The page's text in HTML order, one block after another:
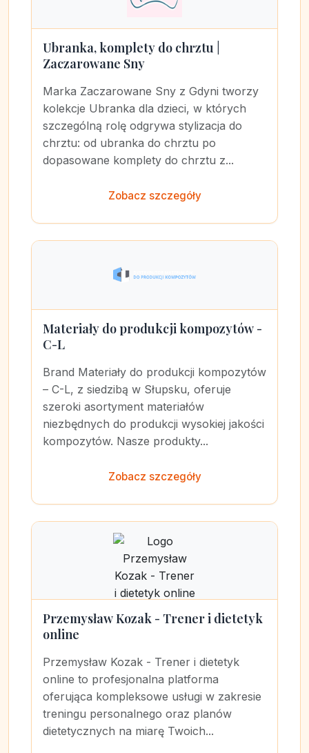
Ubranka, komplety do chrztu |
Zaczarowane Sny
Marka Zaczarowane Sny z Gdyni tworzy
kolekcje Ubranka dla dzieci, w których
szczególną rolę odgrywa stylizacja do
chrztu: od ubranka do chrztu po
dopasowane komplety do chrztu z...
Zobacz szczegóły
Materiały do produkcji kompozytów -
C-L
Brand Materiały do produkcji kompozytów
– C-L, z siedzibą w Słupsku, oferuje
szeroki asortyment materiałów
niezbędnych do produkcji wysokiej jakości
kompozytów. Nasze produkty...
Zobacz szczegóły
Przemysław Kozak - Trener i dietetyk
online
Przemysław Kozak - Trener i dietetyk
online to profesjonalna platforma
oferująca kompleksowe usługi w zakresie
treningu personalnego oraz planów
dietetycznych na miarę Twoich...